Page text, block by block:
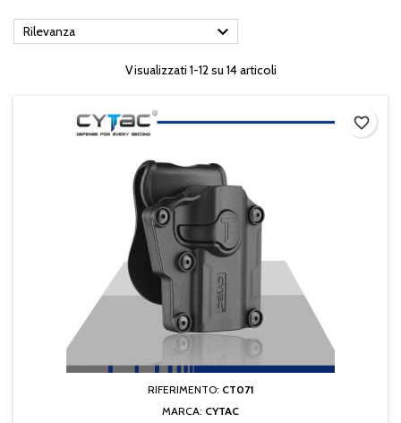
Rilevanza 
Visualizzati 1-12 su 14 articoli
RIFERIMENTO: CT071
MARCA: CYTAC
favorite_border